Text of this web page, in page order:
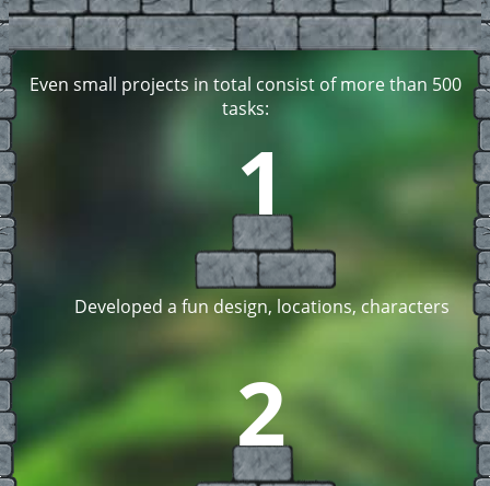
Even small projects in total consist of more than 500
tasks:
1
Developed a fun design, locations, characters
2